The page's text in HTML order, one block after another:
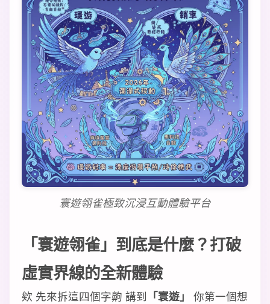
寰遊翎雀極致沉浸互動體驗平台
「寰遊翎雀」到底是什麼？打破
虛實界線的全新體驗
欸 先來拆這四個字齁 講到 「寰遊」 你第一個想